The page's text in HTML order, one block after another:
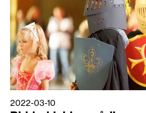
2022-03-10